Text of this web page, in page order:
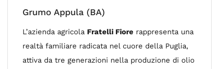
Grumo Appula (BA)
L’azienda agricola Fratelli Fiore rappresenta una
realtà familiare radicata nel cuore della Puglia,
attiva da tre generazioni nella produzione di olio